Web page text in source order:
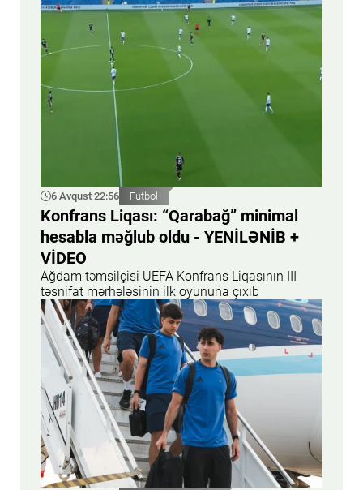
6 Avqust 22:56 Futbol
Konfrans Liqası: “Qarabağ” minimal
hesabla məğlub oldu - YENİLƏNİB +
VİDEO
Ağdam təmsilçisi UEFA Konfrans Liqasının III
təsnifat mərhələsinin ilk oyununa çıxıb